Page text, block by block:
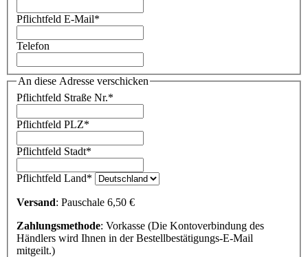
Pflichtfeld E-Mail*
Telefon
An diese Adresse verschicken
Pflichtfeld Straße Nr.*
Pflichtfeld PLZ*
Pflichtfeld Stadt*
Pflichtfeld Land*
Versand: Pauschale 6,50 €
Zahlungsmethode: Vorkasse (Die Kontoverbindung des
Händlers wird Ihnen in der Bestellbestätigungs-E-Mail
mitgeilt.)